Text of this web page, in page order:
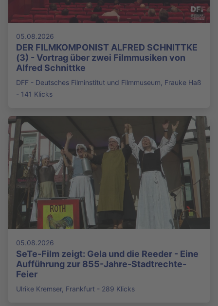
05.08.2026
DER FILMKOMPONIST ALFRED SCHNITTKE
(3) - Vortrag über zwei Filmmusiken von
Alfred Schnittke
DFF - Deutsches Filminstitut und Filmmuseum, Frauke Haß
- 141 Klicks
05.08.2026
SeTe-Film zeigt: Gela und die Reeder - Eine
Aufführung zur 855-Jahre-Stadtrechte-
Feier
Ulrike Kremser, Frankfurt - 289 Klicks